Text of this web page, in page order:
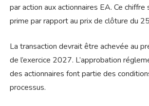
par action aux actionnaires EA. Ce
prime par rapport au prix de clôture du
La transaction devrait être achevée au
de l’exercice 2027. L’approbation
des actionnaires font partie des
processus.